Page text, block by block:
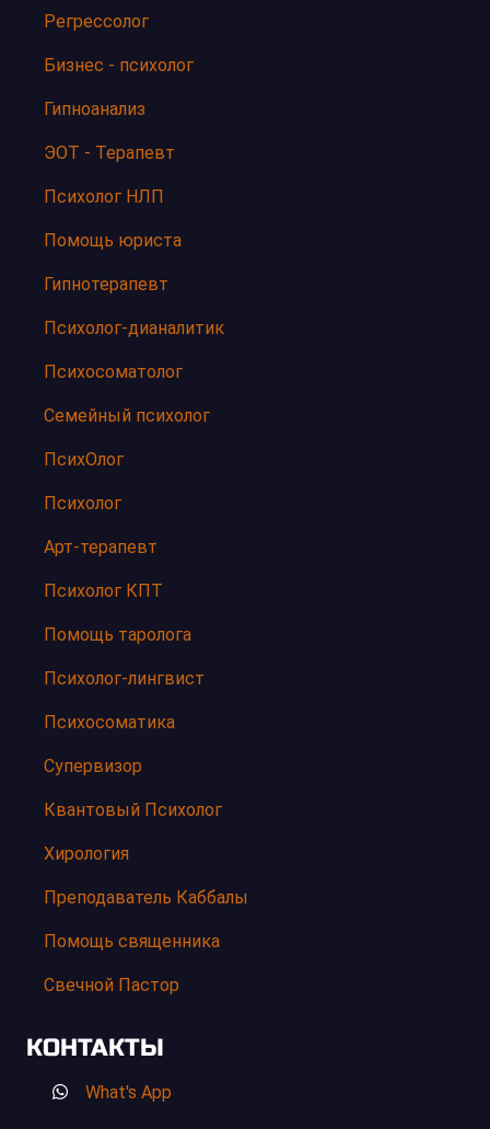
Регрессолог
Бизнес - психолог
Гипноанализ
ЭОТ - Терапевт
Психолог НЛП
Помощь юриста
Гипнотерапевт
Психолог-дианалитик
Психосоматолог
Семейный психолог
ПсихОлог
Психолог
Арт-терапевт
Психолог КПТ
Помощь таролога
Психолог-лингвист
Психосоматика
Супервизор
Квантовый Психолог
Хирология
Преподаватель Каббалы
Помощь священника
Свечной Пастор
КОНТАКТЫ
What's App